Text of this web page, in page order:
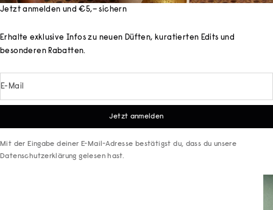
Jetzt anmelden und €5,– sichern
Erhalte exklusive Infos zu neuen Düften, kuratierten Edits und
besonderen Rabatten.
E-Mail
Jetzt anmelden
Mit der Eingabe deiner E-Mail-Adresse bestätigst du, dass du unsere
Datenschutzerklärung gelesen hast.